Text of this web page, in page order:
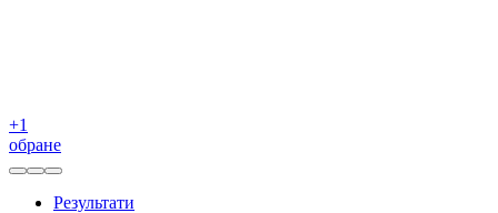
+1
обране
Результати